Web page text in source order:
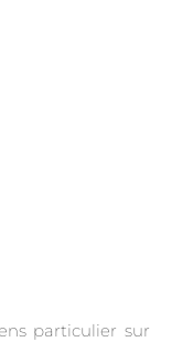
particulier sur